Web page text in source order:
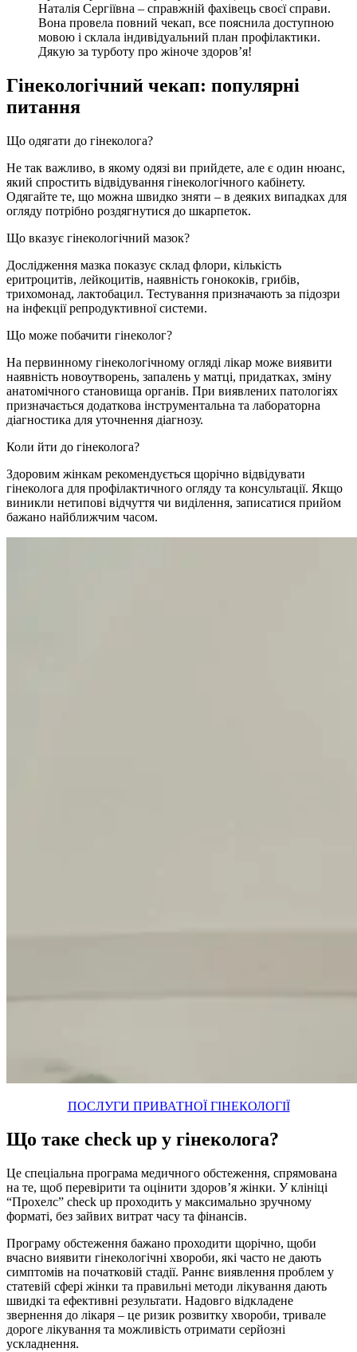
Наталія Сергіївна – справжній фахівець своєї справи.
Вона провела повний чекап, все пояснила доступною
мовою і склала індивідуальний план профілактики.
Дякую за турботу про жіноче здоров’я!
Гінекологічний чекап: популярні
питання
Що одягати до гінеколога?
Не так важливо, в якому одязі ви прийдете, але є один нюанс,
який спростить відвідування гінекологічного кабінету.
Одягайте те, що можна швидко зняти – в деяких випадках для
огляду потрібно роздягнутися до шкарпеток.
Що вказує гінекологічний мазок?
Дослідження мазка показує склад флори, кількість
еритроцитів, лейкоцитів, наявність гонококів, грибів,
трихомонад, лактобацил. Тестування призначають за підозри
на інфекції репродуктивної системи.
Що може побачити гінеколог?
На первинному гінекологічному огляді лікар може виявити
наявність новоутворень, запалень у матці, придатках, зміну
анатомічного становища органів. При виявлених патологіях
призначається додаткова інструментальна та лабораторна
діагностика для уточнення діагнозу.
Коли йти до гінеколога?
Здоровим жінкам рекомендується щорічно відвідувати
гінеколога для профілактичного огляду та консультації. Якщо
виникли нетипові відчуття чи виділення, записатися прийом
бажано найближчим часом.
ПОСЛУГИ ПРИВАТНОЇ ГІНЕКОЛОГІЇ
Що таке check up у гінеколога?
Це спеціальна програма медичного обстеження, спрямована
на те, щоб перевірити та оцінити здоров’я жінки. У клініці
“Прохелс” check up проходить у максимально зручному
форматі, без зайвих витрат часу та фінансів.
Програму обстеження бажано проходити щорічно, щоби
вчасно виявити гінекологічні хвороби, які часто не дають
симптомів на початковій стадії. Раннє виявлення проблем у
статевій сфері жінки та правильні методи лікування дають
швидкі та ефективні результати. Надовго відкладене
звернення до лікаря – це ризик розвитку хвороби, тривале
дороге лікування та можливість отримати серйозні
ускладнення.